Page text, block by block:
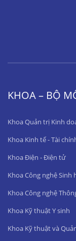
KHOA – BỘ
Khoa Quản trị Kinh
Khoa Kinh tế - Tài
Khoa Điện - Điện tử
Khoa Công nghệ Sinh
Khoa Công nghệ
Khoa Kỹ thuật Y sinh
Khoa Kỹ thuật và